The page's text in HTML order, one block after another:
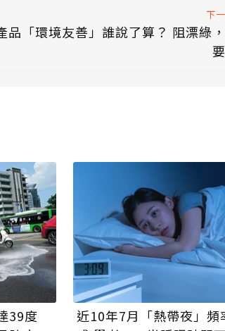
下
品「環境友善」誰說了算？ 阻漂綠
39度
近10年7月「熱帶夜」頻